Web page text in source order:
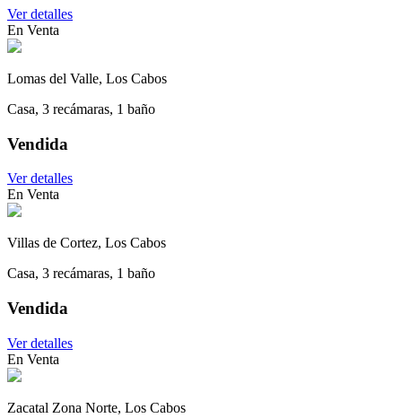
Ver detalles
En Venta
Lomas del Valle, Los Cabos
Casa, 3 recámaras, 1 baño
Vendida
Ver detalles
En Venta
Villas de Cortez, Los Cabos
Casa, 3 recámaras, 1 baño
Vendida
Ver detalles
En Venta
Zacatal Zona Norte, Los Cabos